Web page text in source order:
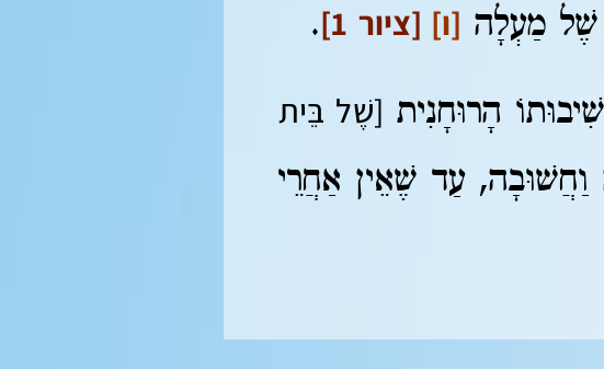
שֶׁל מַעְלָה [ו] [ציור 1]
.
הָרוּחָנִית [שֶׁל בֵּית
וַחֲשׁוּבָה, עַד שֶׁאֵין אַחֲרֵי